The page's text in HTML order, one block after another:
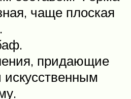
чаще плоская
придающие